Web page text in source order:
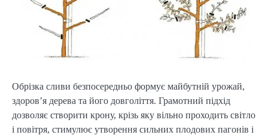
Обрізка сливи безпосередньо формує майбутній урожай,
здоров’я дерева та його довголіття. Грамотний підхід
дозволяє створити крону, крізь яку вільно проходить світло
і повітря, стимулює утворення сильних плодових пагонів і